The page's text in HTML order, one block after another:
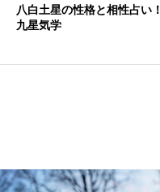
八白土星の性格と相性占い！
九星気学